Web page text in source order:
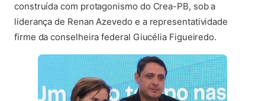
construída com protagonismo do Crea-PB, sob a
liderança de Renan Azevedo e a representatividade
firme da conselheira federal Giucélia Figueiredo.